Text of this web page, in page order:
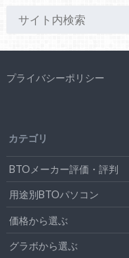
プライバシーポリシー
カテゴリ
BTOメーカー評価・評判
用途別BTOパソコン
価格から選ぶ
グラボから選ぶ